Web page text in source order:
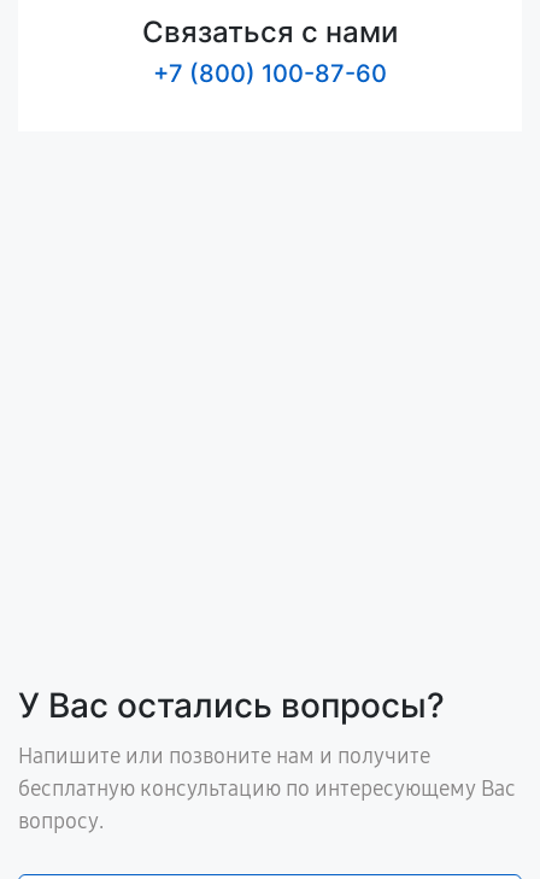
Связаться с нами
+7 (800) 100-87-60
У Вас остались вопросы?
Напишите или позвоните нам и получите
бесплатную консультацию по интересующему Вас
вопросу.